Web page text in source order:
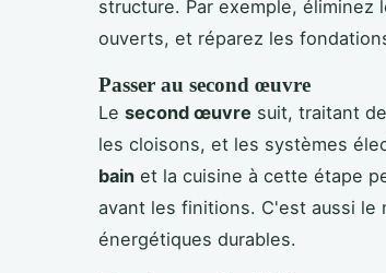
structure. Par exemple,
ouverts, et réparez les
Passer au second œuvre
Le second œuvre suit, traitant
les cloisons, et les systèmes
bain et la cuisine à cette étape
avant les finitions. C'est aussi le
énergétiques durables.